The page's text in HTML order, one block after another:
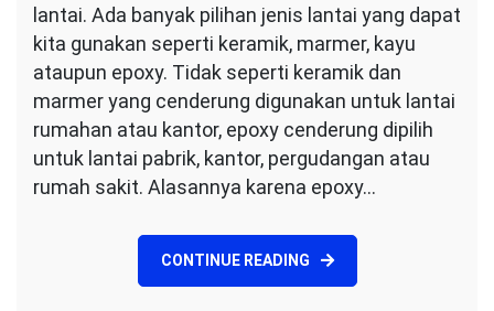
EPOXY
LANTAI
JAKARTA
PROFESIONAL
DAN
MURAH
lantai. Ada banyak pilihan jenis lantai yang dapat
kita gunakan seperti keramik, marmer, kayu
ataupun epoxy. Tidak seperti keramik dan
marmer yang cenderung digunakan untuk lantai
rumahan atau kantor, epoxy cenderung dipilih
untuk lantai pabrik, kantor, pergudangan atau
rumah sakit. Alasannya karena epoxy…
CONTINUE READING